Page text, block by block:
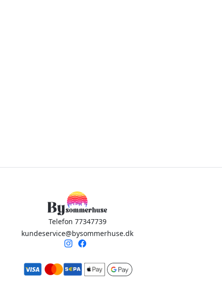
Telefon 77347739
kundeservice@bysommerhuse.dk